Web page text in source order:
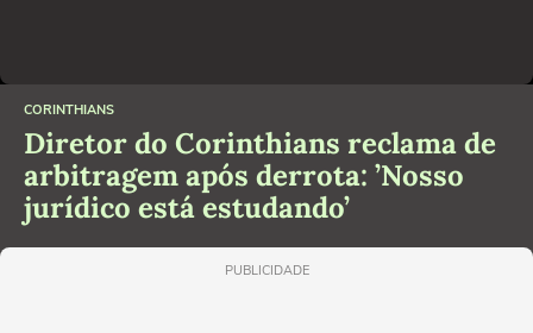
CORINTHIANS
Diretor do Corinthians reclama de
arbitragem após derrota: ’Nosso
jurídico está estudando’
PUBLICIDADE